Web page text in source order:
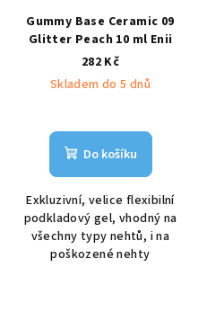
Gummy Base Ceramic 09
Glitter Peach 10 ml Enii
282 Kč
Skladem do 5 dnů
Do košíku
Exkluzivní, velice flexibilní
podkladový gel, vhodný na
všechny typy nehtů, i na
poškozené nehty